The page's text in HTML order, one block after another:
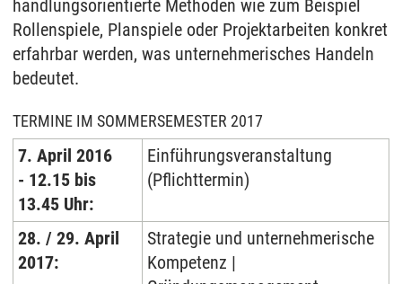
handlungsorientierte Methoden wie zum Beispiel
Rollenspiele, Planspiele oder Projektarbeiten konkret
erfahrbar werden, was unternehmerisches Handeln
bedeutet.
TERMINE IM SOMMERSEMESTER 2017
7. April 2016
- 12.15 bis
13.45 Uhr:
Einführungsveranstaltung
(Pflichttermin)
28. / 29. April
2017:
Strategie und unternehmerische
Kompetenz |